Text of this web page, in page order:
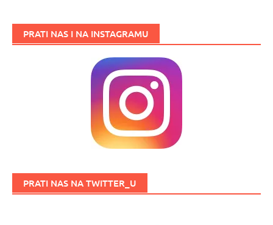
PRATI NAS I NA INSTAGRAMU
PRATI NAS NA TWITTER_U